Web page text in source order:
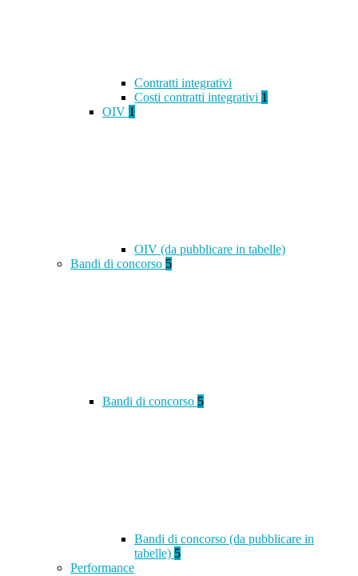
Contratti integrativi
Costi contratti integrativi 1
OIV 1
OIV (da pubblicare in tabelle)
Bandi di concorso 5
Bandi di concorso 5
Bandi di concorso (da pubblicare in
tabelle) 5
Performance